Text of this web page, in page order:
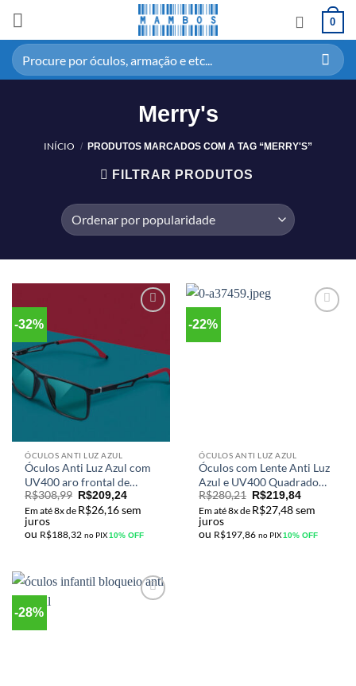
0
Merry's
INÍCIO / PRODUTOS MARCADOS COM A TAG “MERRY'S”
FILTRAR PRODUTOS
-32%
desejos
ÓCULOS ANTI LUZ AZUL
Óculos Anti Luz Azul com
UV400 aro frontal de
Aluminio e hastes em
Silicone M-S2270
R$308,99 R$209,24
Em até 8x de R$26,16sem
juros
ou R$188,32 no PIX10% OFF
-22%
ÓCULOS ANTI LUZ AZUL
Óculos com Lente Anti Luz
Azul e UV400 Quadrado
Material de liga Titâneo
Design Masculino M-
S2170FLG
R$280,21 R$219,84
Em até 8x de R$27,48sem
juros
ou R$197,86 no PIX10% OFF
-28%